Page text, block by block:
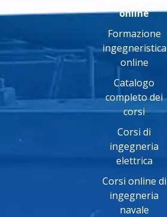
online
Formazione
ingegneristica
online
Catalogo
completo dei
corsi
Corsi di
ingegneria
elettrica
Corsi online di
ingegneria
navale